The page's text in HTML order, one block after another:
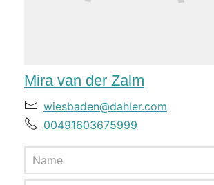
Mira van der Zalm
wiesbaden@dahler.com
00491603675999